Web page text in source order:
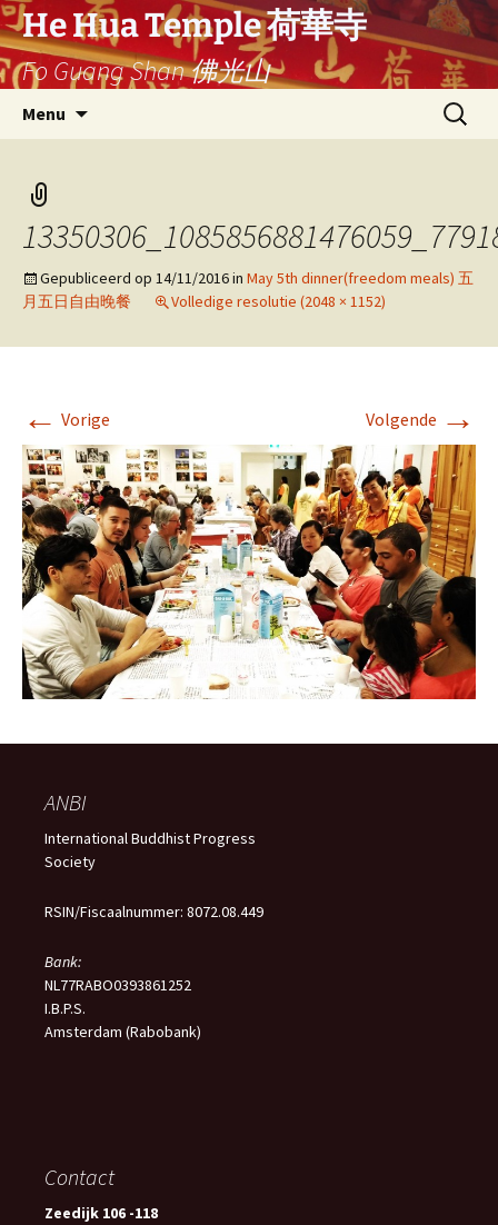
Ga
naar
de
inhoud
He Hua Temple 荷華寺
Fo Guang Shan 佛光山
Menu
Search
for:
Gepubliceerd op 14/11/2016in May 5th dinner(freedom meals) 五
月五日自由晚餐
Volledige resolutie (2048 × 1152)
← Vorige Volgende →
ANBI
International Buddhist Progress
Society
RSIN/Fiscaalnummer: 8072.08.449
Bank:
NL77RABO0393861252
I.B.P.S.
Amsterdam (Rabobank)
Contact
Zeedijk 106 -118